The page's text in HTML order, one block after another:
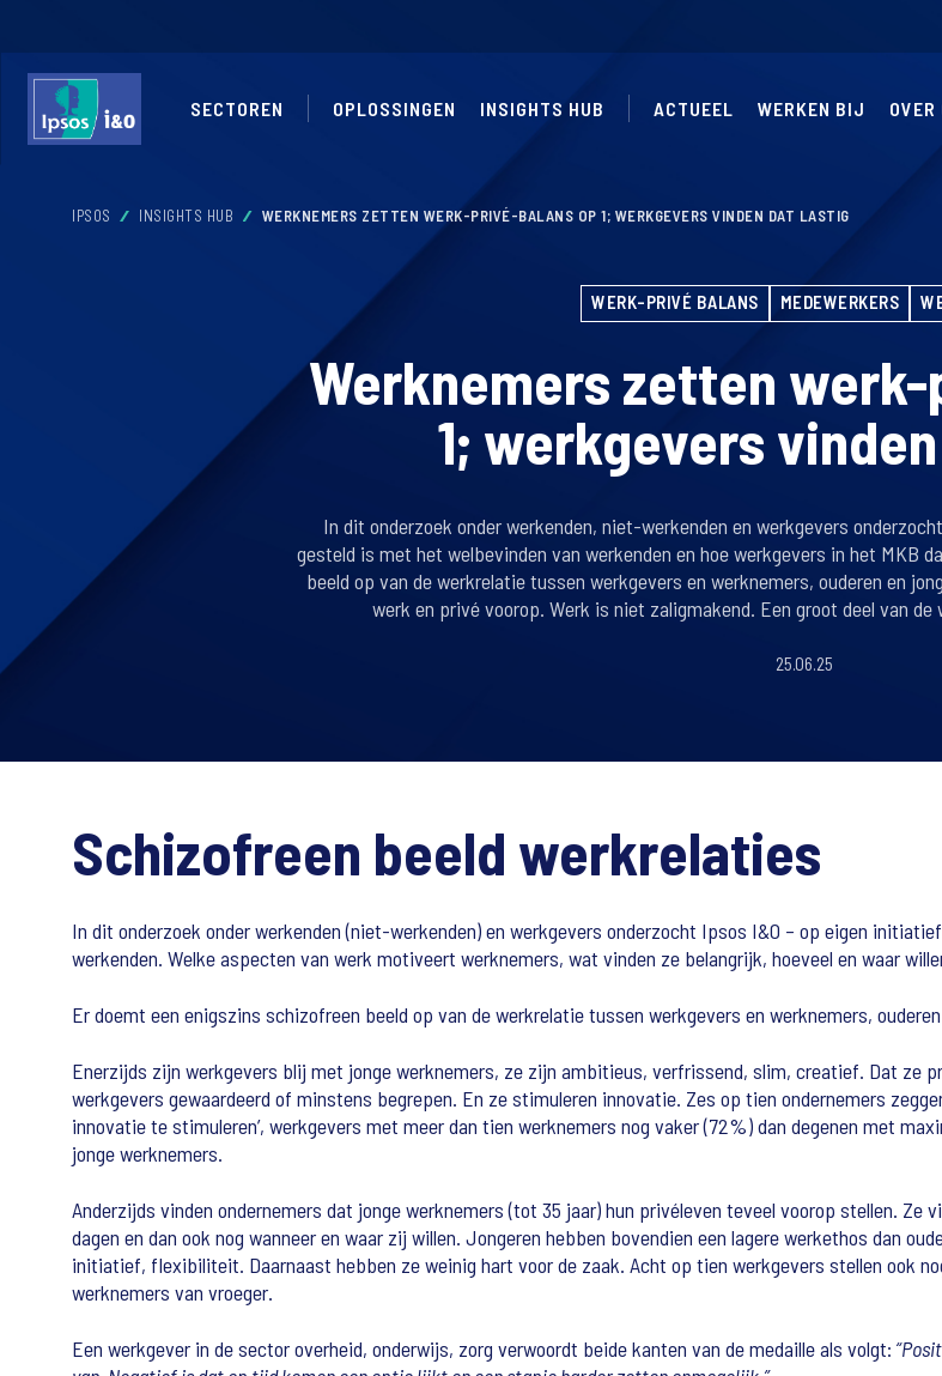
SECTOREN OPLOSSINGEN INSIGHTS HUB ACTUEEL WERKEN BIJ OVER
IPSOS INSIGHTS HUB WERKNEMERS ZETTEN WERK-PRIVÉ-BALANS OP 1; WERKGEVERS VINDEN DAT LASTIG
WERK-PRIVÉ BALANS MEDEWERKERS
Werknemers zetten
1; werkgevers
In dit onderzoek onder werkenden, niet-werkenden en werkgevers
gesteld is met het welbevinden van werkenden en hoe werkgevers in het MKB
beeld op van de werkrelatie tussen werkgevers en werknemers, ouderen en
werk en privé voorop. Werk is niet zaligmakend. Een groot deel van
25.06.25
Schizofreen beeld werkrelaties
In dit onderzoek onder werkenden (niet-werkenden) en werkgevers onderzocht Ipsos I&O – op eigen
werkenden. Welke aspecten van werk motiveert werknemers, wat vinden ze belangrijk, hoeveel en waar
Er doemt een enigszins schizofreen beeld op van de werkrelatie tussen werkgevers en werknemers,
Enerzijds zijn werkgevers blij met jonge werknemers, ze zijn ambitieus, verfrissend, slim, creatief. Dat ze
werkgevers gewaardeerd of minstens begrepen. En ze stimuleren innovatie. Zes op tien ondernemers
innovatie te stimuleren’, werkgevers met meer dan tien werknemers nog vaker (72%) dan degenen met
jonge werknemers.
Anderzijds vinden ondernemers dat jonge werknemers (tot 35 jaar) hun privéleven teveel voorop stellen.
dagen en dan ook nog wanneer en waar zij willen. Jongeren hebben bovendien een lagere werkethos dan
initiatief, flexibiliteit. Daarnaast hebben ze weinig hart voor de zaak. Acht op tien werkgevers stellen ook
werknemers van vroeger.
Een werkgever in de sector overheid, onderwijs, zorg verwoordt beide kanten van de medaille als volgt: